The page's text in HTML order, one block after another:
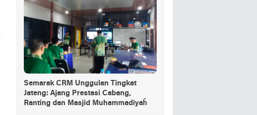
Semarak CRM Unggulan Tingkat
Jateng: Ajang Prestasi Cabang,
Ranting dan Masjid Muhammadiyaĥ